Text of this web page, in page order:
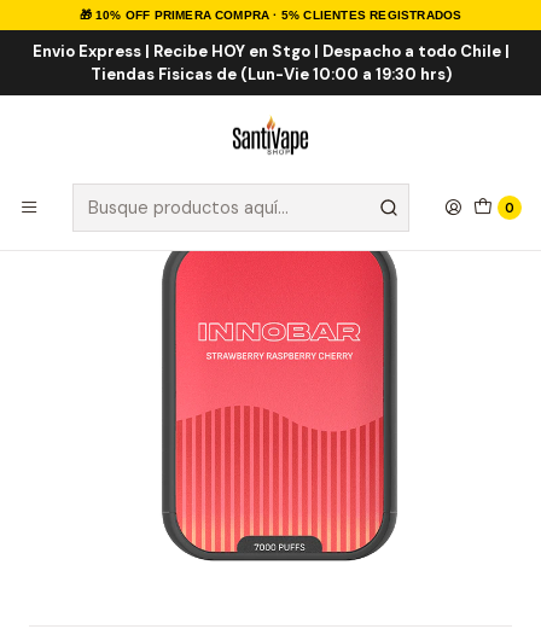
🎁 10% OFF PRIMERA COMPRA · 5% CLIENTES REGISTRADOS
Envio Express | Recibe HOY en Stgo | Despacho a todo Chile |
Tiendas Fisicas de (Lun-Vie 10:00 a 19:30 hrs)
0
Inicio VAPE DESECHABLES VAPE FRUTALES
Strawberry Raspberry Cherry 7K Puff